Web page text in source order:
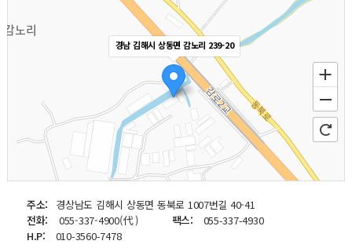
경남 김해시 상동면 감노리 239-20
주소:
경상남도 김해시 상동면 동북로 1007번길 40-41
전화:
055-337-4900(代 ) 팩스:
055-337-4930
H.P:
010-3560-7478